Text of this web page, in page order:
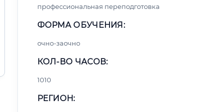
профессиональная переподготовка
ФОРМА ОБУЧЕНИЯ:
очно-заочно
КОЛ-ВО ЧАСОВ:
1010
РЕГИОН: